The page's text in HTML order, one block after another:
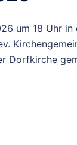
um 18 Uhr
Dorfkirche